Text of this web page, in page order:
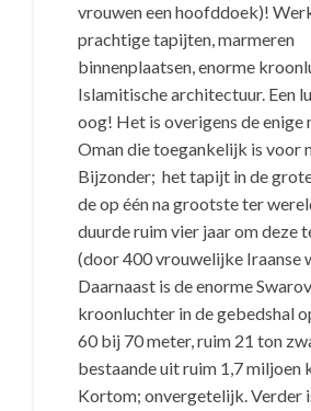
vrouwen een hoofddoek)!
prachtige tapijten, marmeren
binnenplaatsen, enorme
Islamitische architectuur. Een
oog! Het is overigens de enige
Oman die toegankelijk is voor
Bijzonder; het tapijt in de
de op één na grootste ter
duurde ruim vier jaar om deze
(door 400 vrouwelijke Iraanse
Daarnaast is de enorme
kroonluchter in de gebedshal
60 bij 70 meter, ruim 21 ton
bestaande uit ruim 1,7 miljoen
Kortom; onvergetelijk. Verder